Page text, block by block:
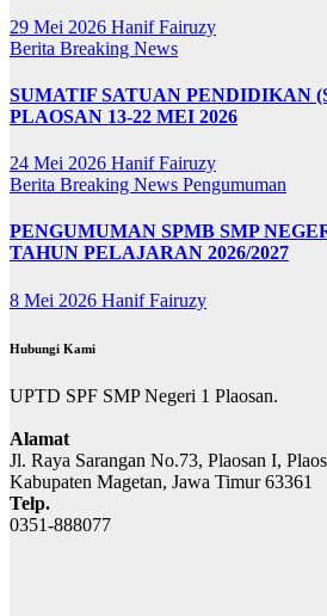
29 Mei 2026 Hanif Fairuzy
Berita Breaking News
SUMATIF SATUAN PENDIDIKAN
PLAOSAN 13-22 MEI 2026
24 Mei 2026 Hanif Fairuzy
Berita Breaking News Pengumuman
PENGUMUMAN SPMB SMP
TAHUN PELAJARAN 2026/2027
8 Mei 2026 Hanif Fairuzy
Hubungi Kami
UPTD SPF SMP Negeri 1 Plaosan.
Alamat
Jl. Raya Sarangan No.73, Plaosan I,
Kabupaten Magetan, Jawa Timur 63361
Telp.
0351-888077